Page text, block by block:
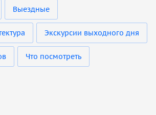
Выездные
Экскурсии выходного дня
Что посмотреть